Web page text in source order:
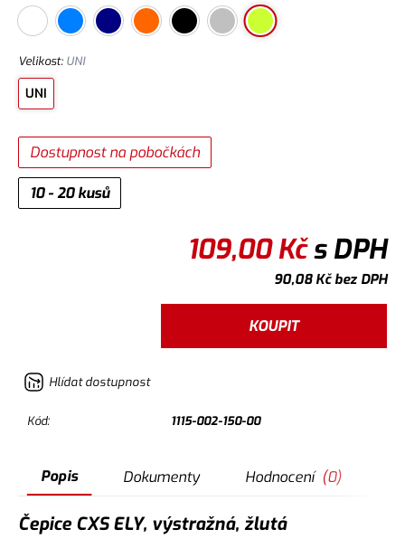
Velikost: UNI
UNI
10 - 20 kusů
Dostupnost na pobočkách
109,00Kčs DPH
90,08Kčbez DPH
KOUPIT
Hlídat dostupnost
Kód: 1115-002-150-00
Popis Dokumenty Hodnocení (0)
Čepice CXS ELY, výstražná, žlutá